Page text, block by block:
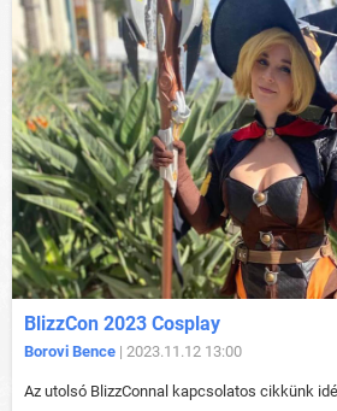
BlizzCon 2023 Cosplay
Borovi Bence | 2023.11.12 13:00
Az utolsó BlizzConnal kapcsolatos cikkünk